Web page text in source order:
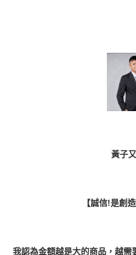
黃子
【誠信!是創
我認為金額越是大的商品，越